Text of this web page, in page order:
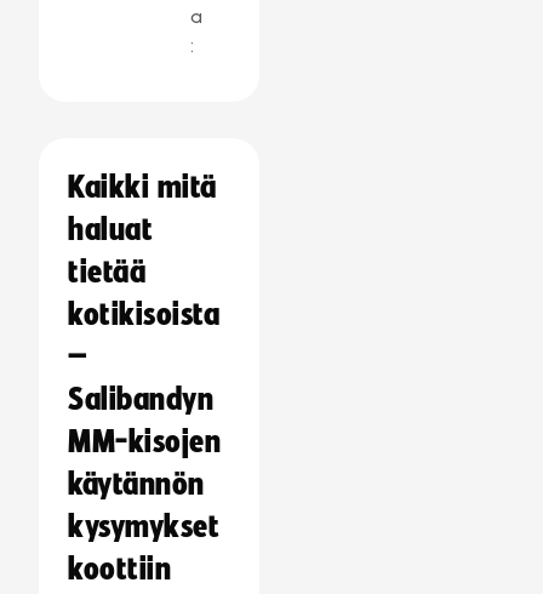
a
:
Kaikki mitä
haluat
tietää
kotikisoista
–
Salibandyn
MM-kisojen
käytännön
kysymykset
koottiin